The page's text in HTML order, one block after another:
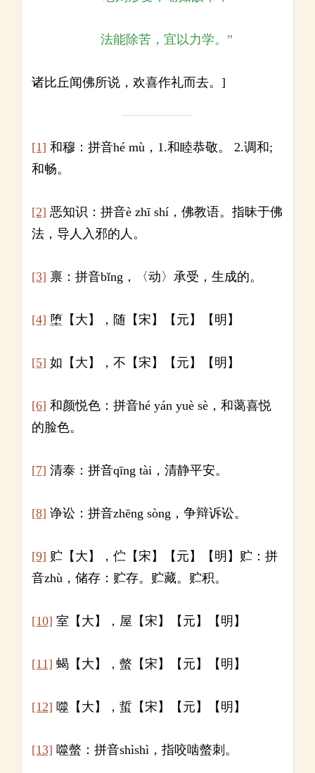
法能除苦，宜以力学。”
诸比丘闻佛所说，欢喜作礼而去。]
[1] 和穆：拼音hé mù，1.和睦恭敬。 2.调和;
和畅。
[2] 恶知识：拼音è zhī shí，佛教语。指昧于佛
法，导人入邪的人。
[3] 禀：拼音bǐng，〈动〉承受，生成的。
[4] 堕【大】，随【宋】【元】【明】
[5] 如【大】，不【宋】【元】【明】
[6] 和颜悦色：拼音hé yán yuè sè，和蔼喜悦
的脸色。
[7] 清泰：拼音qīng tài，清静平安。
[8] 诤讼：拼音zhēng sòng，争辩诉讼。
[9] 贮【大】，伫【宋】【元】【明】贮：拼
音zhù，储存：贮存。贮藏。贮积。
[10] 室【大】，屋【宋】【元】【明】
[11] 蝎【大】，螫【宋】【元】【明】
[12] 噬【大】，蜇【宋】【元】【明】
[13] 噬螫：拼音shìshì，指咬啮螫刺。